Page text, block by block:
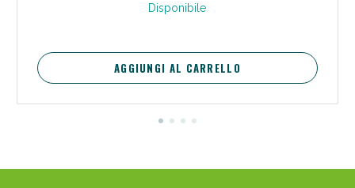
Disponibile
AGGIUNGI AL CARRELLO